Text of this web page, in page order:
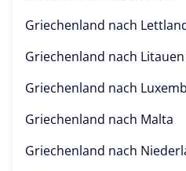
Griechenland nach
Griechenland nach Litauen
Griechenland nach
Griechenland nach Malta
Griechenland nach